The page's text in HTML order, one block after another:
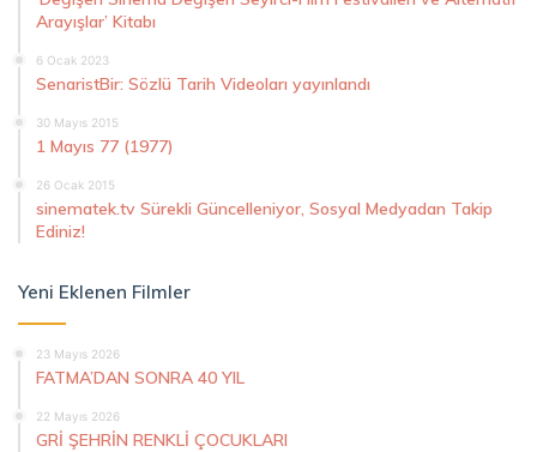
Arayışlar’ Kitabı
6 Ocak 2023
SenaristBir: Sözlü Tarih Videoları yayınlandı
30 Mayıs 2015
1 Mayıs 77 (1977)
26 Ocak 2015
sinematek.tv Sürekli Güncelleniyor, Sosyal Medyadan Takip
Ediniz!
Yeni Eklenen Filmler
23 Mayıs 2026
FATMA’DAN SONRA 40 YIL
22 Mayıs 2026
GRİ ŞEHRİN RENKLİ ÇOCUKLARI